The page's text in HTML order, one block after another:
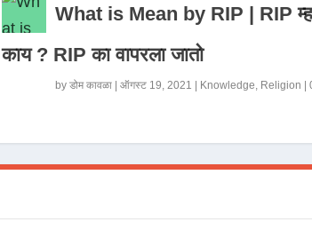
What is Mean by RIP | RIP
काय ? RIP का वापरला जातो
by डोम कावळा| ऑगस्ट 19, 2021 Knowledge, Religion